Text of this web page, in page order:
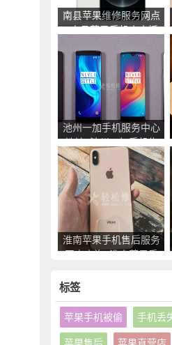
南县苹果维修服务网点
_南县苹果手机官方授
池州一加手机服务中心
地址_池州一加手机售
后维修点查询
淮南苹果手机售后服务
网点查询_淮南苹果手
标签
苹果手机被偷 手机丢
苹果售后 苹果直营店